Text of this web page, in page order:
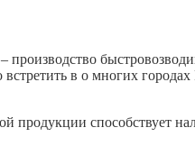
производство
в о многих городах
продукции способствует